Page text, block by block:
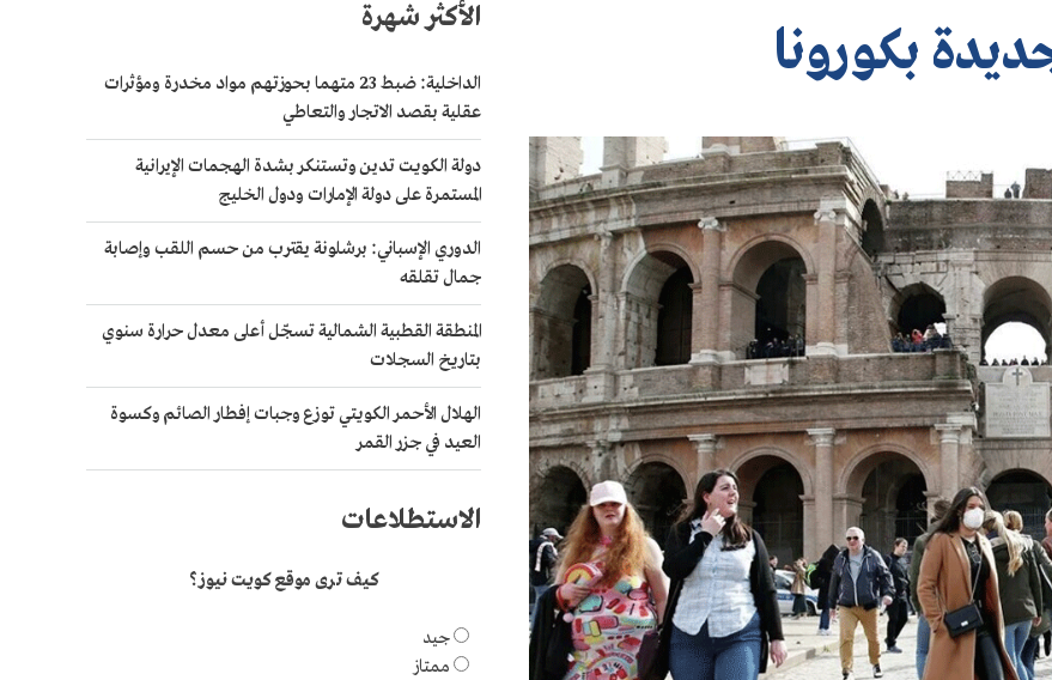
الأكثر شهرة
الداخلية: ضبط 23 متهما بحوزتهم مواد مخدرة ومؤثرات
عقلية بقصد الاتجار والتعاطي
دولة الكويت تدين وتستنكر بشدة الهجمات الإيرانية
المستمرة على دولة الإمارات ودول الخليج
الدوري الإسباني: برشلونة يقترب من حسم اللقب وإصابة
جمال تقلقه
المنطقة القطبية الشمالية تسجّل أعلى معدل حرارة سنوي
بتاريخ السجلات
الهلال الأحمر الكويتي توزع وجبات إفطار الصائم وكسوة
العيد في جزر القمر
الاستطلاعات
كيف ترى موقع كويت نيوز؟
جيد
ممتاز